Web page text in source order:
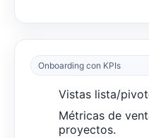
Onboarding con KPIs
Vistas lista/
Métricas de
proyectos.